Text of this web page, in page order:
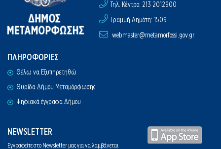
Τηλ. Κέντρο: 213 2012900
Γραμμή Δημότη: 1509
webmaster@metamorfossi.gov.gr
ΠΛΗΡΟΦΟΡΙΕΣ
Θέλω να Εξυπηρετηθώ
Θυρίδα Δήμου Μεταμόρφωσης
Ψηφιακά έγγραφα Δήμου
NEWSLETTER
Εγγραφείτε στο Newsletter μας για να λαμβάνεται